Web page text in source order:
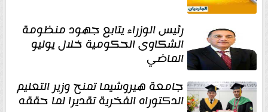
رئيس الوزراء يتابع جهود منظومة
الشكاوى الحكومية خلال يوليو
الماضي
جامعة هيروشيما تمنح وزير التعليم
الدكتوراه الفخرية تقديرا لما حققه